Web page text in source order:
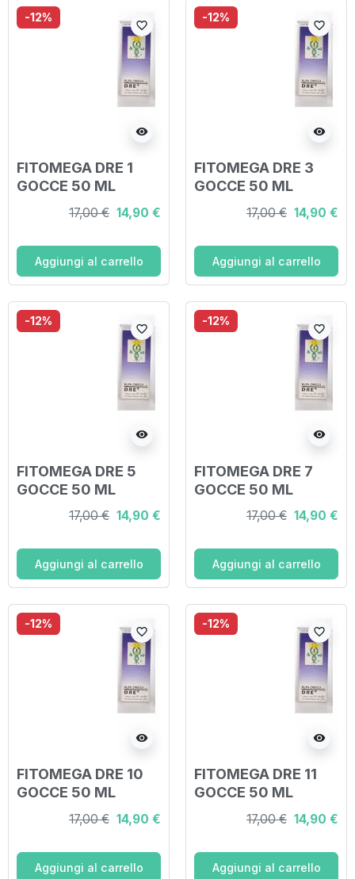
-12%
visibility
favorite_border
FITOMEGA DRE 1
GOCCE 50 ML
17,00 € 14,90 €
Aggiungi al carrello
-12%
visibility
favorite_border
FITOMEGA DRE 3
GOCCE 50 ML
17,00 € 14,90 €
Aggiungi al carrello
-12%
visibility
favorite_border
FITOMEGA DRE 5
GOCCE 50 ML
17,00 € 14,90 €
Aggiungi al carrello
-12%
visibility
favorite_border
FITOMEGA DRE 7
GOCCE 50 ML
17,00 € 14,90 €
Aggiungi al carrello
-12%
visibility
favorite_border
FITOMEGA DRE 10
GOCCE 50 ML
17,00 € 14,90 €
Aggiungi al carrello
-12%
visibility
favorite_border
FITOMEGA DRE 11
GOCCE 50 ML
17,00 € 14,90 €
Aggiungi al carrello